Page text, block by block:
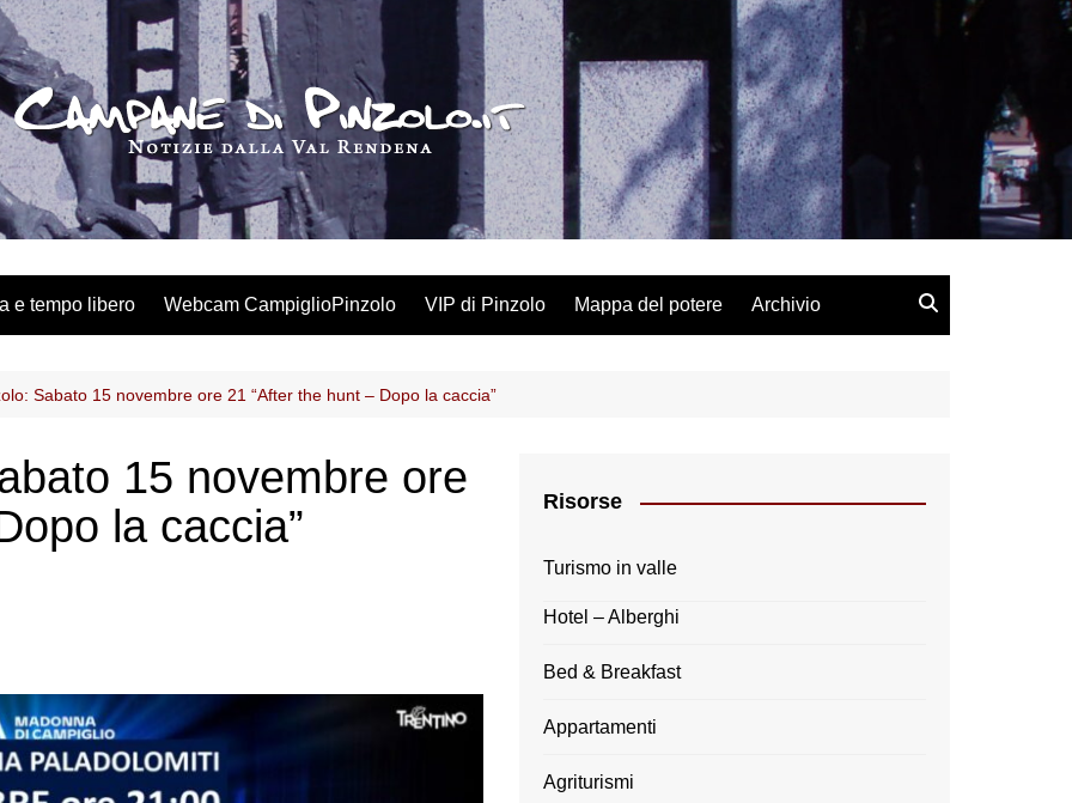
e tempo libero Webcam CampiglioPinzolo VIP di Pinzolo Mappa del potere Archivio
Sabato 15 novembre ore 21 “After the hunt – Dopo la caccia”
15 novembre ore
la caccia”
Risorse
Turismo in valle
Hotel – Alberghi
Bed & Breakfast
Appartamenti
Agriturismi